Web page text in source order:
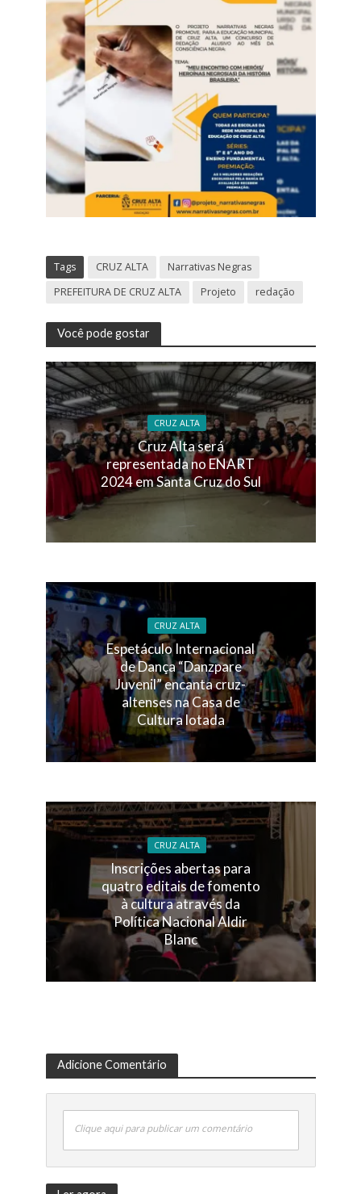
Tags CRUZ ALTA
Narrativas Negras
PREFEITURA DE CRUZ ALTA
Projeto redação
Você pode gostar
CRUZ ALTA
Cruz Alta será
representada no ENART
2024 em Santa Cruz do Sul
CRUZ ALTA
Espetáculo Internacional
de Dança “Danzpare
Juvenil” encanta cruz-
altenses na Casa de
Cultura lotada
CRUZ ALTA
Inscrições abertas para
quatro editais de fomento
à cultura através da
Política Nacional Aldir
Blanc
Adicione Comentário
Clique aqui para publicar um comentário